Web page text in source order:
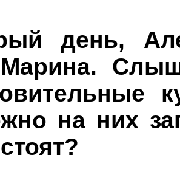
день,
Марина.
на них